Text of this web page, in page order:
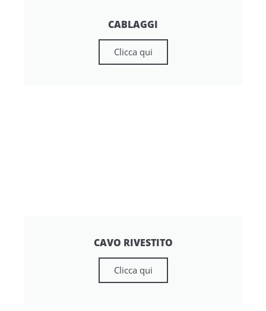
CABLAGGI
Clicca qui
CAVO RIVESTITO
Clicca qui